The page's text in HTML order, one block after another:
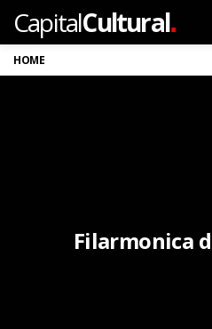
CapitalCultural.
HOME
Filarmonica